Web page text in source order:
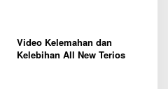
Video Kelemahan dan
Kelebihan All New Terios